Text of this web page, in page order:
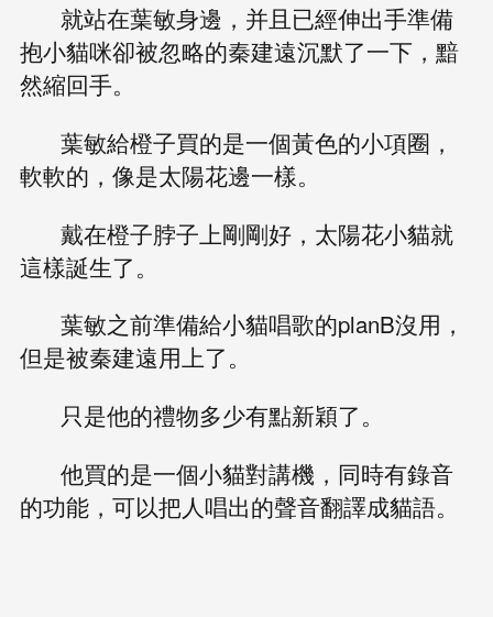
就站在葉敏身邊，并且已經伸出手準備
抱小貓咪卻被忽略的秦建遠沉默了一下，黯
然縮回手。
葉敏給橙子買的是一個黃色的小項圈，
軟軟的，像是太陽花邊一樣。
戴在橙子脖子上剛剛好，太陽花小貓就
這樣誕生了。
葉敏之前準備給小貓唱歌的planB沒用，
但是被秦建遠用上了。
只是他的禮物多少有點新穎了。
他買的是一個小貓對講機，同時有錄音
的功能，可以把人唱出的聲音翻譯成貓語。